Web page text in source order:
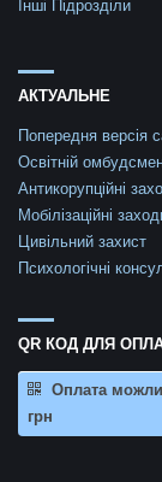
Інші Підрозділи
АКТУАЛЬНЕ
Попередня версія
Освітній
Антикорупційні
Мобілізаційні
Цивільний захист
Психологічні
QR КОД ДЛЯ
Оплата
грн